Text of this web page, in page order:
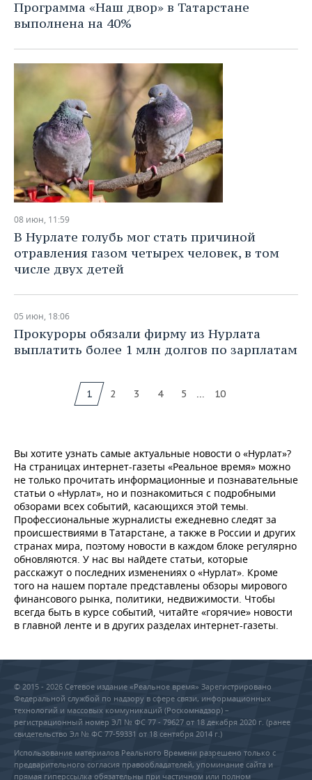
Программа «Наш двор» в Татарстане
выполнена на 40%
08 июн, 11:59
В Нурлате голубь мог стать причиной
отравления газом четырех человек, в том
числе двух детей
05 июн, 18:06
Прокуроры обязали фирму из Нурлата
выплатить более 1 млн долгов по зарплатам
1 2 3 4 5 ... 10
Вы хотите узнать самые актуальные новости о «Нурлат»?
На страницах интернет-газеты «Реальное время» можно
не только прочитать информационные и познавательные
статьи о «Нурлат», но и познакомиться с подробными
обзорами всех событий, касающихся этой темы.
Профессиональные журналисты ежедневно следят за
происшествиями в Татарстане, а также в России и других
странах мира, поэтому новости в каждом блоке регулярно
обновляются. У нас вы найдете статьи, которые
расскажут о последних изменениях о «Нурлат». Кроме
того на нашем портале представлены обзоры мирового
финансового рынка, политики, недвижимости. Чтобы
всегда быть в курсе событий, читайте «горячие» новости
в главной ленте и в других разделах интернет-газеты.
© 2015 - 2026 Сетевое издание «Реальное время» Зарегистрировано
Федеральной службой по надзору в сфере связи, информационных
технологий и массовых коммуникаций (Роскомнадзор) –
регистрационный номер ЭЛ № ФС 77 - 79627 от 18 декабря 2020 г. (ранее
свидетельство Эл № ФС 77-59331 от 18 сентября 2014 г.)
Использование материалов Реального Времени разрешено только с
предварительного согласия правообладателей, упоминание сайта и
прямая гиперссылка обязательны при частичном или полном